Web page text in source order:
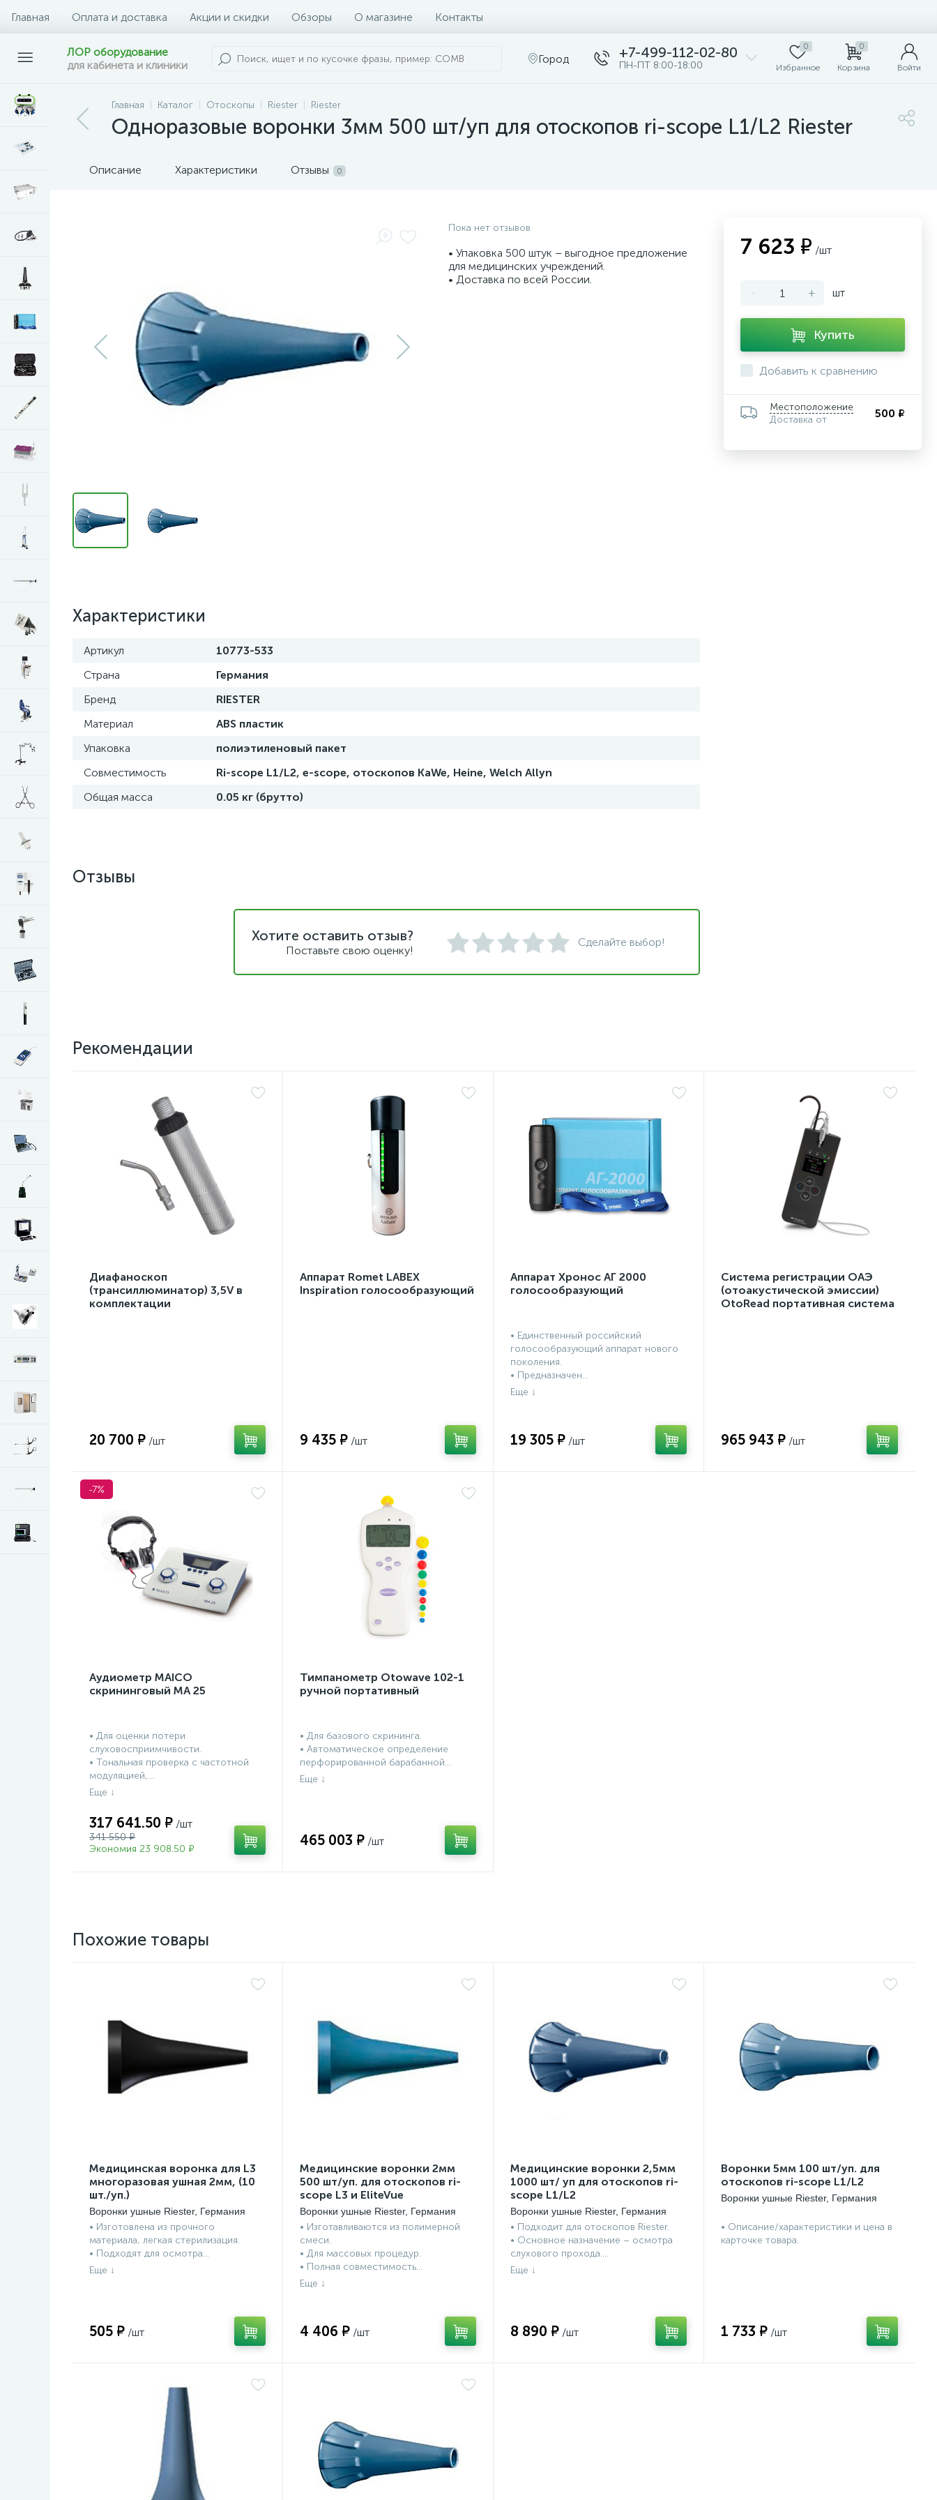
Главная Оплата и доставка Акции и скидки Обзоры О магазине Контакты
ЛОР оборудование
для кабинета и клиники
Город +7-499-112-02-80
ПН-ПТ 8:00-18:00
0
Избранное
0
Корзина Войти
Главная Каталог Отоскопы Riester Riester
Одноразовые воронки 3мм 500 шт/уп для отоскопов ri-scope L1/L2 Riester
Описание Характеристики Отзывы 0
Пока нет отзывов
• Упаковка 500 штук – выгодное предложение
для медицинских учреждений.
• Доставка по всей России.
Характеристики
Артикул
10773-533
Страна
Германия
Бренд
RIESTER
Материал
ABS пластик
Упаковка
полиэтиленовый пакет
Совместимость
Ri-scope L1/L2, e-scope, отоскопов KaWe, Heine, Welch Allyn
Общая масса
0.05 кг (брутто)
7 623 ₽ /шт
- + шт
Купить
Добавить к сравнению
Местоположение
Доставка от
500 ₽
Отзывы
Хотите оставить отзыв?
Поставьте свою оценку!
Сделайте выбор!
Рекомендации
Диафаноскоп
(трансиллюминатор) 3,5V в
комплектации
20 700 ₽
Аппарат Romet LABEX
Inspiration голосообразующий
9 435 ₽
Аппарат Хронос АГ 2000
голосообразующий
• Единственный российский
голосообразующий аппарат нового
поколения.
• Предназначен...
19 305 ₽
Система регистрации ОАЭ
(отоакустической эмиссии)
OtoRead портативная система
965 943 ₽
-7%
Аудиометр MAICO
скрининговый МА 25
• Для оценки потери
слуховосприимчивости.
• Тональная проверка с частотной
модуляцией,...
317 641.50 ₽
341 550 ₽
Экономия 23 908.50 ₽
Тимпанометр Otowave 102-1
ручной портативный
• Для базового скрининга.
• Автоматическое определение
перфорированной барабанной...
465 003 ₽
Похожие товары
Медицинская воронка для L3
многоразовая ушная 2мм, (10
шт./уп.)
Воронки ушные Riester, Германия
• Изготовлена из прочного
материала, легкая стерилизация.
• Подходят для осмотра...
505 ₽
Медицинские воронки 2мм
500 шт/уп. для отоскопов ri-
scope L3 и EliteVue
Воронки ушные Riester, Германия
• Изготавливаются из полимерной
смеси.
• Для массовых процедур.
• Полная совместимость...
4 406 ₽
Медицинские воронки 2,5мм
1000 шт/ уп для отоскопов ri-
scope L1/L2
Воронки ушные Riester, Германия
• Подходит для отоскопов Riester.
• Основное назначение – осмотра
слухового прохода....
8 890 ₽
Воронки 5мм 100 шт/уп. для
отоскопов ri-scope L1/L2
Воронки ушные Riester, Германия
• Описание/характеристики и цена в
карточке товара.
1 733 ₽